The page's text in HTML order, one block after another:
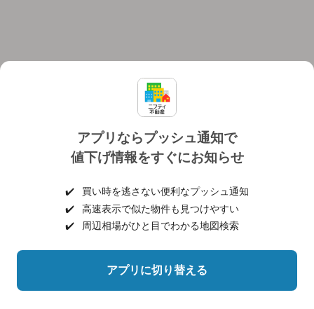
アプリならプッシュ通知で
値下げ情報をすぐにお知らせ
✔️
買い時を逃さない便利なプッシュ通知
✔️
高速表示で似た物件も見つけやすい
✔️
周辺相場がひと目でわかる地図検索
アプリに切り替える
個人情報保護ポリシー 利用規約
ヘルプ・お問い合わせ 採用情報
©NIFTY Lifestyle Co., Ltd.